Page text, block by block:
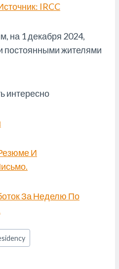
IRCC
на 1 декабря 2024,
постоянными жителями
интересно
И
За Неделю По